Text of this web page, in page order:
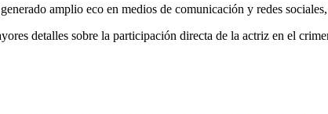
amplio eco en medios de comunicación y redes
detalles sobre la participación directa de la actriz en el